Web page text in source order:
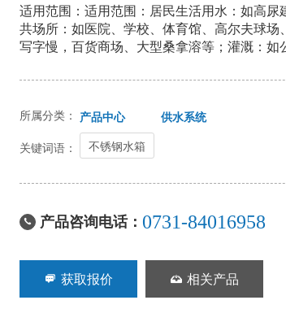
适用范围：适用范围：居民生活用水：如高
共场所：如医院、学校、体育馆、高尔夫球场
写字慢，百货商场、大型桑拿溶等；灌溉：如
所属分类： 产品中心
供水系统
关键词语：
不锈钢水箱
 产品咨询电话： 0731-84016958
 获取报价  相关产品